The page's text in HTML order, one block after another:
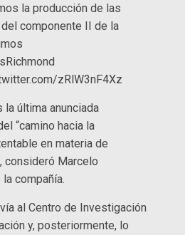
la producción de las
componente II de la
zRlW3nF4Xz
última anunciada
“camino hacia la
en materia de
consideró Marcelo
compañía.
al Centro de Investigación
y, posteriormente, lo